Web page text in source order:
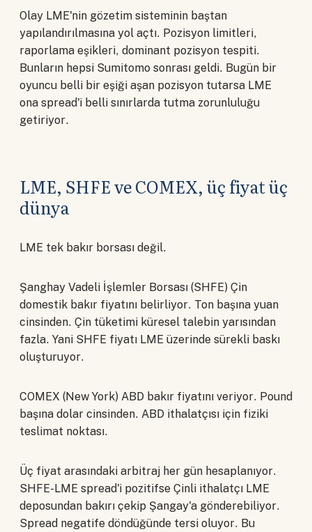
Olay LME'nin gözetim sisteminin baştan
yapılandırılmasına yol açtı. Pozisyon limitleri,
raporlama eşikleri, dominant pozisyon tespiti.
Bunların hepsi Sumitomo sonrası geldi. Bugün bir
oyuncu belli bir eşiği aşan pozisyon tutarsa LME
ona spread'i belli sınırlarda tutma zorunluluğu
getiriyor.
LME, SHFE ve COMEX, üç fiyat üç
dünya
LME tek bakır borsası değil.
Şanghay Vadeli İşlemler Borsası (SHFE) Çin
domestik bakır fiyatını belirliyor. Ton başına yuan
cinsinden. Çin tüketimi küresel talebin yarısından
fazla. Yani SHFE fiyatı LME üzerinde sürekli baskı
oluşturuyor.
COMEX (New York) ABD bakır fiyatını veriyor. Pound
başına dolar cinsinden. ABD ithalatçısı için fiziki
teslimat noktası.
Üç fiyat arasındaki arbitraj her gün hesaplanıyor.
SHFE-LME spread'i pozitifse Çinli ithalatçı LME
deposundan bakırı çekip Şangay'a gönderebiliyor.
Spread negatife döndüğünde tersi oluyor. Bu